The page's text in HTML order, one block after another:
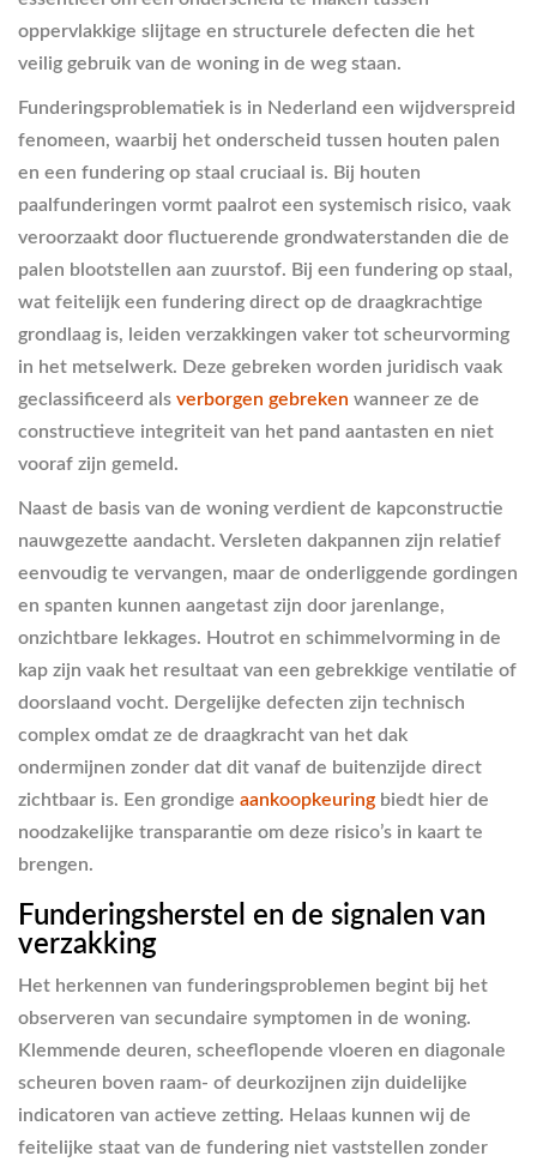
oppervlakkige slijtage en structurele defecten die het
veilig gebruik van de woning in de weg staan.
Funderingsproblematiek is in Nederland een wijdverspreid
fenomeen, waarbij het onderscheid tussen houten palen
en een fundering op staal cruciaal is. Bij houten
paalfunderingen vormt paalrot een systemisch risico, vaak
veroorzaakt door fluctuerende grondwaterstanden die de
palen blootstellen aan zuurstof. Bij een fundering op staal,
wat feitelijk een fundering direct op de draagkrachtige
grondlaag is, leiden verzakkingen vaker tot scheurvorming
in het metselwerk. Deze gebreken worden juridisch vaak
geclassificeerd als verborgen gebreken wanneer ze de
constructieve integriteit van het pand aantasten en niet
vooraf zijn gemeld.
Naast de basis van de woning verdient de kapconstructie
nauwgezette aandacht. Versleten dakpannen zijn relatief
eenvoudig te vervangen, maar de onderliggende gordingen
en spanten kunnen aangetast zijn door jarenlange,
onzichtbare lekkages. Houtrot en schimmelvorming in de
kap zijn vaak het resultaat van een gebrekkige ventilatie of
doorslaand vocht. Dergelijke defecten zijn technisch
complex omdat ze de draagkracht van het dak
ondermijnen zonder dat dit vanaf de buitenzijde direct
zichtbaar is. Een grondige aankoopkeuring biedt hier de
noodzakelijke transparantie om deze risico’s in kaart te
brengen.
Funderingsherstel en de signalen van
verzakking
Het herkennen van funderingsproblemen begint bij het
observeren van secundaire symptomen in de woning.
Klemmende deuren, scheeflopende vloeren en diagonale
scheuren boven raam- of deurkozijnen zijn duidelijke
indicatoren van actieve zetting. Helaas kunnen wij de
feitelijke staat van de fundering niet vaststellen zonder